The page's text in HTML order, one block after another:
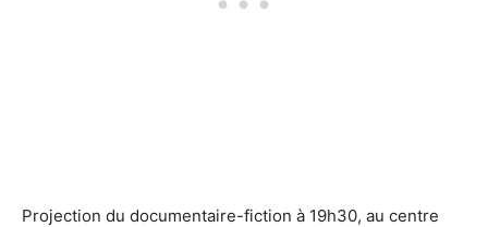
Projection du documentaire-fiction à 19h30, au centre